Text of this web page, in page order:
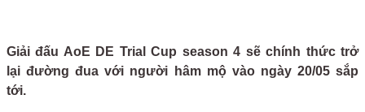
Giải đấu AoE DE Trial Cup season 4 sẽ chính thức trở
lại đường đua với người hâm mộ vào ngày 20/05 sắp
tới.